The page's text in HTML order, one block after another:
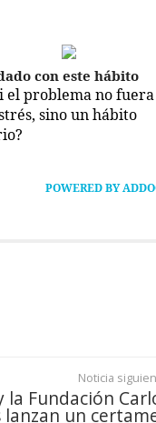
con este hábito
el problema no fuera
sino un hábito
POWERED BY
Noticia
la Fundación
lanzan un